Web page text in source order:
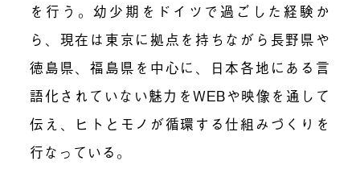
を行う。幼少期をドイツで過ごした経験か
ら、現在は東京に拠点を持ちながら長野県や
徳島県、福島県を中心に、日本各地にある言
語化されていない魅力をWEBや映像を通して
伝え、ヒトとモノが循環する仕組みづくりを
行なっている。